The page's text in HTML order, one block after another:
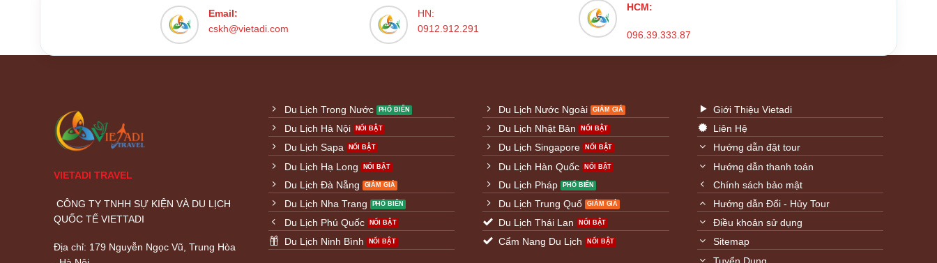
Email:
cskh@vietadi.com
HN:
0912.912.291
HCM:
096.39.333.87
VIETADI TRAVEL
CÔNG TY TNHH SỰ KIỆN VÀ DU LỊCH
QUỐC TẾ VIETTADI
Địa chỉ: 179 Nguyễn Ngọc Vũ, Trung Hòa
Du Lịch Trong Nước
Du Lịch Hà Nội
Du Lịch Sapa
Du Lịch Hạ Long
Du Lịch Đà Nẵng
Du Lịch Nha Trang
Du Lịch Phú Quốc
Du Lịch Ninh Bình
Du Lịch Nước Ngoài
Du Lịch Nhật Bản
Du Lịch Singapore
Du Lịch Hàn Quốc
Du Lịch Pháp
Du Lịch Trung Quố
Du Lịch Thái Lan
Cẩm Nang Du Lịch
Giới Thiệu Vietadi
Liên Hệ
Hướng dẫn đặt tour
Hướng dẫn thanh toán
Chính sách bảo mật
Hướng dẫn Đổi - Hủy Tour
Điều khoản sử dụng
Sitemap
Tuyển Dụng